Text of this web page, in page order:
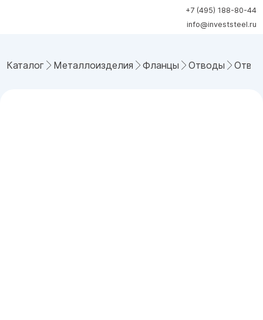
+7 (495) 188-80-44
info@investsteel.ru
Каталог Металлоизделия Фланцы Отводы